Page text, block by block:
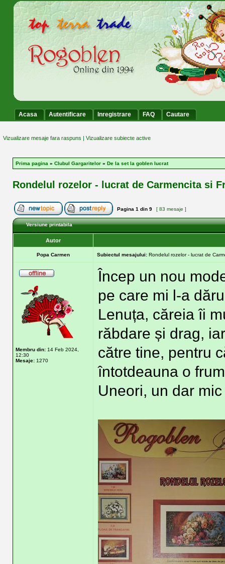
Acasa Autentificare Inregistrare FAQ Cautare
Vizualizare mesaje fara raspuns | Vizualizare subiecte active
Prima pagina » Clubul Gargaritelor » De la set la goblen lucrat
Rondelul rozelor - lucrat de Carmencita si
Pagina 1 din 9 [ 83 mesaje ]
Versiune printabila
Autor
Popa Carmen Subiectul mesajului: Rondelul rozelor - lucrat de
Membru din: 14 Feb 2024,
12:30
Mesaje: 1270
Încep un nou
pe care mi l-a
Lenuța, căreia îi
răbdare și drag,
către tine, pentru
întotdeauna o
Uneori, un dar